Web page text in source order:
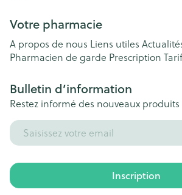
Votre pharmacie
A propos de nous Liens utiles
Pharmacien de garde Prescription
Bulletin d’information
Restez informé des nouveaux
Adresse mail
Inscription